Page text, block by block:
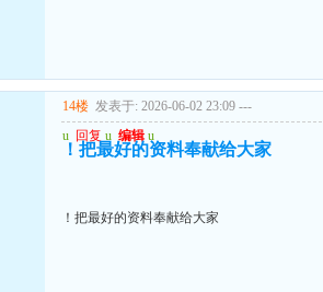
14楼 发表于: 2026-06-02 23:09 ---
u 回复 u 编辑 u
！把最好的资料奉献给大家
！把最好的资料奉献给大家